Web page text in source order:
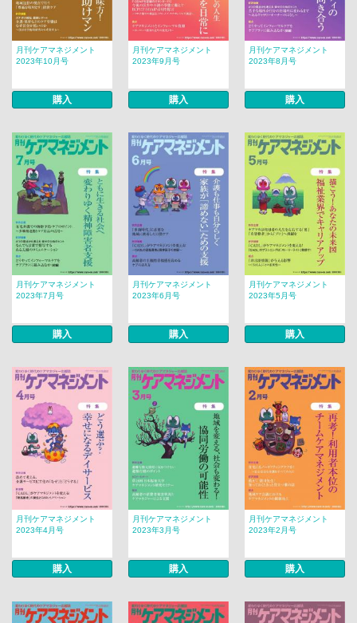
月刊ケアマネジメント
2023年10月号
購入
月刊ケアマネジメント
2023年9月号
購入
月刊ケアマネジメント
2023年8月号
購入
月刊ケアマネジメント
2023年7月号
購入
月刊ケアマネジメント
2023年6月号
購入
月刊ケアマネジメント
2023年5月号
購入
月刊ケアマネジメント
2023年4月号
購入
月刊ケアマネジメント
2023年3月号
購入
月刊ケアマネジメント
2023年2月号
購入